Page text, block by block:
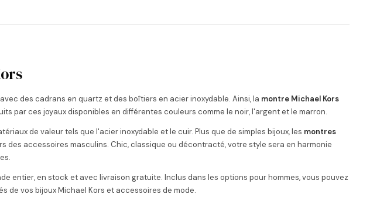
des cadrans en quartz et des boîtiers en acier inoxydable. Ainsi, la montre Michael Kors
par ces joyaux disponibles en différentes couleurs comme le noir, l'argent et le marron.
de valeur tels que l'acier inoxydable et le cuir. Plus que de simples bijoux, les montres
des accessoires masculins. Chic, classique ou décontracté, votre style sera en harmonie
entier, en stock et avec livraison gratuite. Inclus dans les options pour hommes, vous pouvez
de vos bijoux Michael Kors et accessoires de mode.